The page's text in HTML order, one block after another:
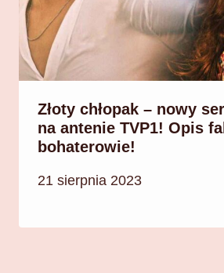
Złoty chłopak – nowy
na antenie TVP1! Opis
bohaterowie!
21 sierpnia 2023